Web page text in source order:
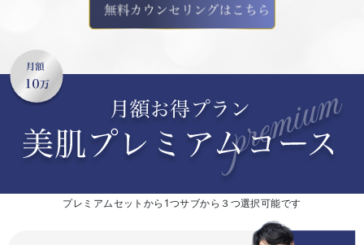
プレミアムセットから1つサブから３つ選択可能です